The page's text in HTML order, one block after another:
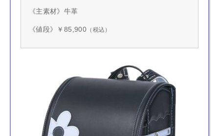
《主素材》牛革
《値段》￥85,900 （税込）